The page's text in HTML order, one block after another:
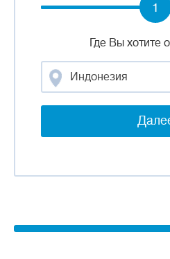
Где Вы хотите
Индонезия
1